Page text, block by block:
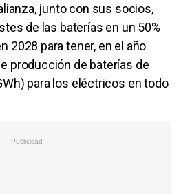
junto con sus socios,
de las baterías en un 50%
2028 para tener, en el año
producción de baterías de
para los eléctricos en todo